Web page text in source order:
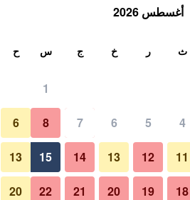
عرض الأسعار
أغسطس 2026
ث ر خ ج س
1
4
5
6
7
8
11
12
13
14
15
18
19
20
21
22
ح
6
13
20